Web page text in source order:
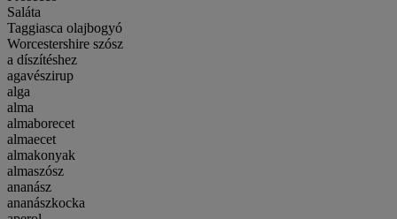
Saláta
Taggiasca olajbogyó
Worcestershire szósz
a díszítéshez
agavészirup
alga
alma
almaborecet
almaecet
almakonyak
almaszósz
ananász
ananászkocka